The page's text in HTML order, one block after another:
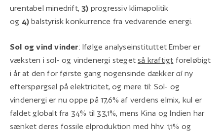
urentabel minedrift,3) progressiv klimapolitik
og 4) balstyrisk konkurrence fra vedvarende energi.
Sol og vind vinder: Ifølge analyseinstituttet Ember er
væksten i sol- og vindenergi stegetså kraftigt foreløbigt
i år at den for første gang nogensinde dækkeralny
efterspørgsel på elektricitet, og mere til: Sol- og
vindenergi er nu oppe på 17,6% af verdens elmix, kul er
faldet globalt fra 34% til 33,1%, mens Kina og Indien har
sænket deres fossile elproduktion med hhv. 1,1% og